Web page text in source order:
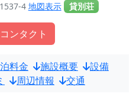
4 地図表示 貸別荘
ンタクト
料金 施設概要
設備
周辺情報 交通